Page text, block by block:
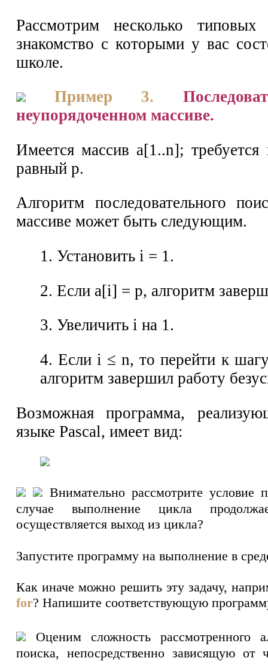
Рассмотрим несколько
знакомство с которыми у вас
школе.
Пример 3.
неупорядоченном массиве.
Имеется массив а[1..n]; требуется
равный р.
Алгоритм последовательного
массиве может быть следующим.
1. Установить i = 1.
2. Если a[i] = р, алгоритм
3. Увеличить i на 1.
4. Если i ≤ n, то перейти к
алгоритм завершил работу
Возможная программа,
языке Pascal, имеет вид:
Внимательно рассмотрите
случае выполнение цикла
осуществляется выход из цикла?
Запустите программу на выполнение в
Как иначе можно решить эту задачу,
for? Напишите соответствующую
Оценим сложность рассмотренного
поиска, непосредственно зависящую